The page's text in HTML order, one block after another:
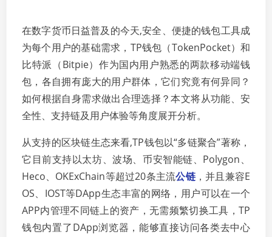
在数字货币日益普及的今天,安全、便捷的钱包工具成
为每个用户的基础需求，TP钱包（TokenPocket）和
比特派（Bitpie）作为国内用户熟悉的两款移动端钱
包，各自拥有庞大的用户群体，它们究竟有何异同？
如何根据自身需求做出合理选择？本文将从功能、安
全性、支持链及用户体验等角度展开分析。
从支持的区块链生态来看,TP钱包以“多链聚合”著称，
它目前支持以太坊、波场、币安智能链、Polygon、
Heco、OKExChain等超过20条主流公链，并且兼容E
OS、IOST等DApp生态丰富的网络，用户可以在一个
APP内管理不同链上的资产，无需频繁切换工具，TP
钱包内置了DApp浏览器，能够直接访问各类去中心